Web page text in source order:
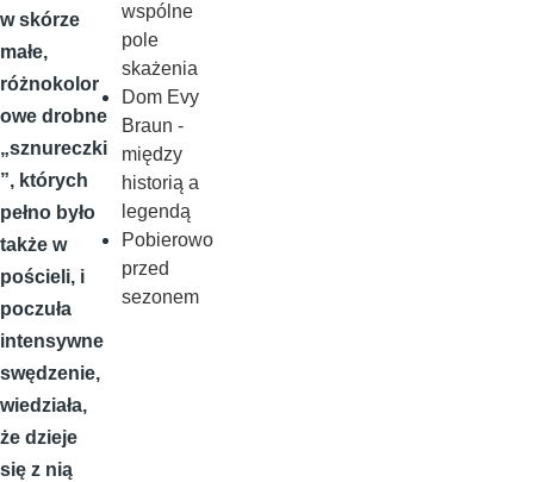
w skórze
małe,
różnokolor
owe drobne
„sznureczki
”, których
pełno było
także w
pościeli, i
poczuła
intensywne
swędzenie,
wiedziała,
że dzieje
się z nią
wspólne
pole
skażenia
Dom Evy
Braun -
między
historią a
legendą
Pobierowo
przed
sezonem